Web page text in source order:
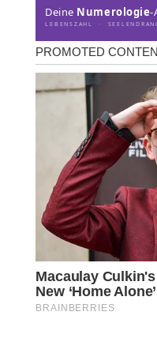
Deine Numerologie-
LEBENSZAHL ·